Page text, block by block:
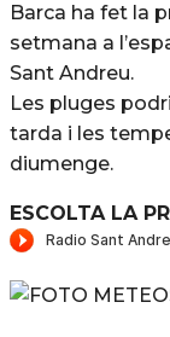
Barca ha fet la
setmana a
Sant Andreu.
Les pluges
tarda i les
diumenge.
ESCOLTA LA